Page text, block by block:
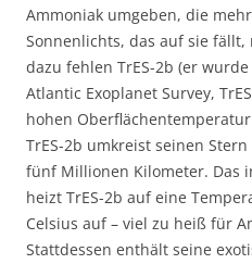
Ammoniak umgeben, die
Sonnenlichts, das auf sie fällt,
dazu fehlen TrES-2b (er
Atlantic Exoplanet Survey,
hohen
TrES-2b umkreist seinen
fünf Millionen Kilometer. Das
heizt TrES-2b auf eine
Celsius auf – viel zu heiß für
Stattdessen enthält seine